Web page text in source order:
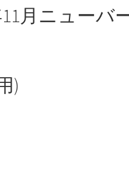
月ニューバ
)